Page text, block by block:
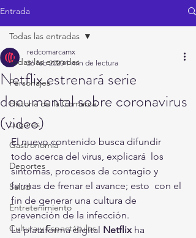
Entrada
Todas las entradas
Personajes
Historia de la Comarca
Lugares
Gastronomía
Deportes
Salud
Entretenimiento
Cultura y Espectáculos
Todas las entradas
Netflix estrenará serie
documental sobre coronavirus
(video)
redcomarcamx
26 feb 2020 1 min de lectura
El nuevo contenido busca difundir
todo acerca del virus, explicará  los
síntomas, procesos de contagio y
formas de frenar el avance; esto  con el
fin de generar una cultura de
prevención de la infección.
La plataforma digital Netflix ha